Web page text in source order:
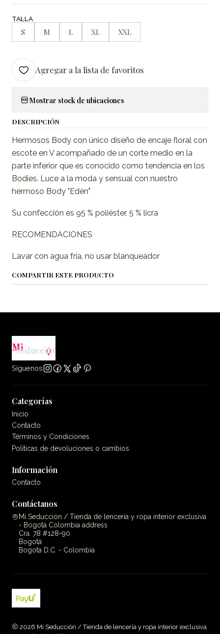
TALLA
S M L XL XXL
Agregar a la lista de favoritos
Mostrar stock de ubicaciones
DESCRIPCIÓN
Hermosos Body con único diseño de encaje floral con
escote en V acompañado de un corte medio en la
parte inferior que es conocido como tendencia en los
Bodies. Luce a la moda y sensual con nuestro
hermoso Body "Edén"
Su confección es 95 % poliéster, 5 % licra
RECOMENDACIONES
Lavar con agua fría, no usar blanqueador
COMPARTIR ESTE PRODUCTO
Síguenos
Categorías
Inicio
Contacto
Términos y Condiciones
Políticas de devoluciones o cambios
Información
Contacto
Contáctanos
Mi Seducción / Tienda de lencería y ropa interior exclusiva
- Bogotá Colombia address
Cra. 78 #128-90
Bogotá
Bogota D.C. - Colombia
2026 Mi Seducción / Tienda de lencería y ropa interior exclusiva